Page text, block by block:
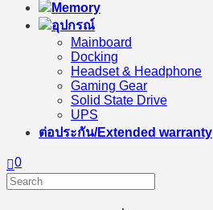
Memory
อุปกรณ์
Mainboard
Docking
Headset & Headphone
Gaming Gear
Solid State Drive
UPS
ต่อประกัน/Extended warranty
0